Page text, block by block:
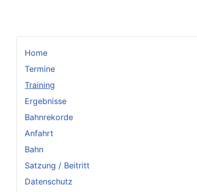
Home
Termine
Training
Ergebnisse
Bahnrekorde
Anfahrt
Bahn
Satzung / Beitritt
Datenschutz